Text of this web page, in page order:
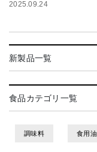
2025.09.24
新製品一覧
食品カテゴリ一覧
調味料 食用油